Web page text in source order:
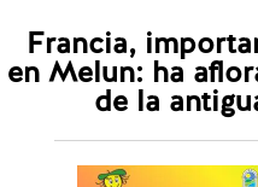
Francia,
en Melun: ha
de la